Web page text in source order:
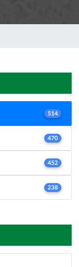
514
470
452
238